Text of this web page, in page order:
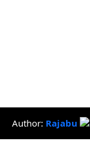
Author: Rajabu